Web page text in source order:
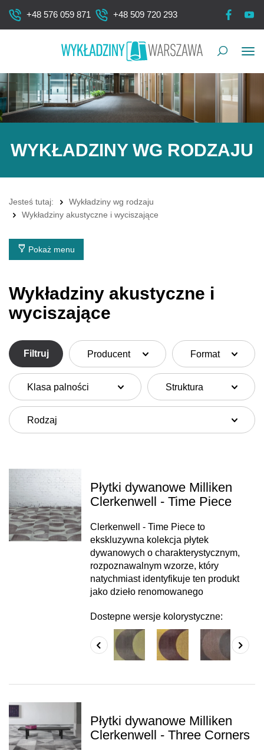
+48 576 059 871 +48 509 720 293
WYKŁADZINY WG RODZAJU
Jesteś tutaj:
Wykładziny wg rodzaju
Wykładziny akustyczne i wyciszające
Pokaż menu
Wykładziny akustyczne i
wyciszające
Filtruj Producent Format
Klasa palności Struktura
Rodzaj
Płytki dywanowe Milliken
Clerkenwell - Time Piece
Clerkenwell - Time Piece to
ekskluzywna kolekcja płytek
dywanowych o charakterystycznym,
rozpoznawalnym wzorze, który
natychmiast identyfikuje ten produkt
jako dzieło renomowanego
Dostepne wersje kolorystyczne:
Płytki dywanowe Milliken
Clerkenwell - Three Corners